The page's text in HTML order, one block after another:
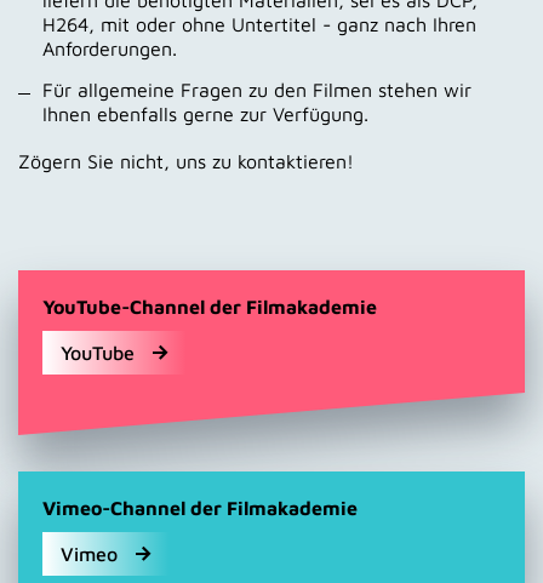
H264, mit oder ohne Untertitel - ganz nach Ihren
Anforderungen.
Für allgemeine Fragen zu den Filmen stehen wir
Ihnen ebenfalls gerne zur Verfügung.
Zögern Sie nicht, uns zu kontaktieren!
YouTube-Channel der Filmakademie
YouTube
Vimeo-Channel der Filmakademie
Vimeo